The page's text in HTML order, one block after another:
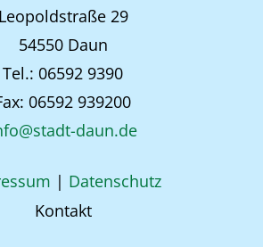
Leopoldstraße 29
54550 Daun
Tel.: 06592 9390
06592 939200
daun.de
| Datenschutz
Kontakt